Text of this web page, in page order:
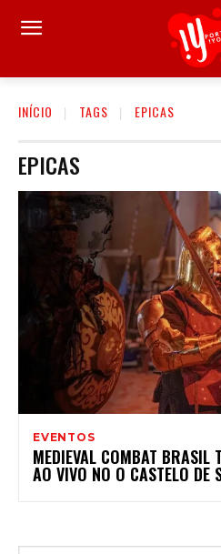
INÍCIO TAGS EPICAS
EPICAS
EVENTOS
MEDIEVAL COMBAT BRASIL
AO VIVO NO O CASTELO DE